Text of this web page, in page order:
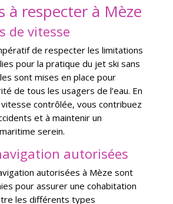
à respecter à Mèze
de vitesse
de respecter les limitations
pour la pratique du jet ski sans
sont mises en place pour
de tous les usagers de l’eau. En
vitesse contrôlée, vous contribuez
et à maintenir un
serein.
autorisées
autorisées à Mèze sont
pour assurer une cohabitation
les différents types